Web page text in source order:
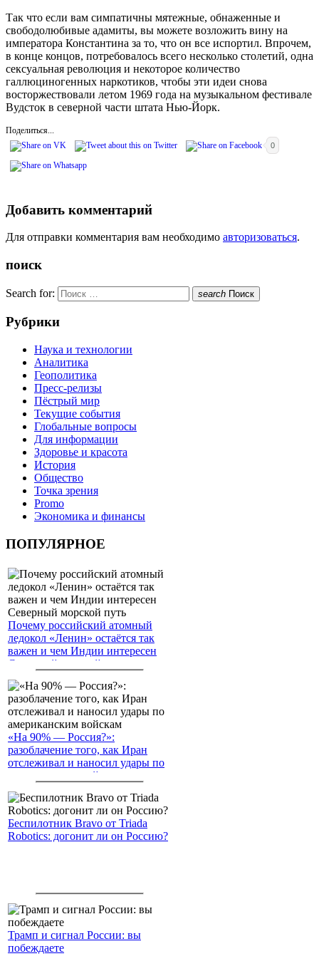
Так что если вам симпатичны мятежные, обнаженные и
свободолюбивые адамиты, вы можете возложить вину на
императора Константина за то, что он все испортил. Впрочем,
в конце концов, потребовалось всего несколько столетий, одна
сексуальная революция и некоторое количество
галлюциногенных наркотиков, чтобы эти идеи снова
восторжествовали летом 1969 года на музыкальном фестивале
Вудсток в северной части штата Нью-Йорк.
Поделиться...
0
Добавить комментарий
Для отправки комментария вам необходимо авторизоваться.
поиск
Search for: search Поиск
Рубрики
Наука и технологии
Аналитика
Геополитика
Пресс-релизы
Пёстрый мир
Текущие события
Глобальные вопросы
Для информации
Здоровье и красота
История
Общество
Точка зрения
Promo
Экономика и финансы
ПОПУЛЯРНОЕ
Почему российский атомный
ледокол «Ленин» остаётся так
важен и чем Индии интересен
Северный морской путь
«На 90% — Россия?»:
разоблачение того, как Иран
отслеживал и наносил удары по
американским войскам
Беспилотник Bravo от Triada
Robotics: догонит ли он Россию?
Трамп и сигнал России: вы
побеждаете